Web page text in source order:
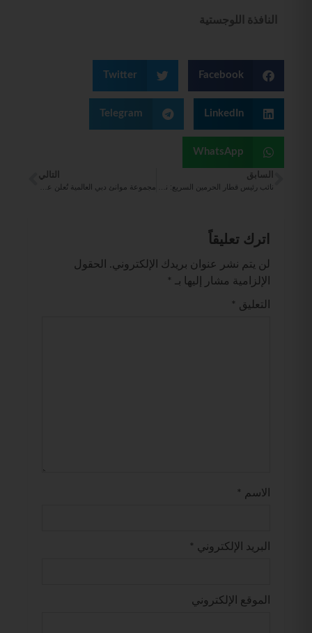
النافذة اللوجستية
Facebook
Twitter
LinkedIn
Telegram
WhatsApp
السابق التالي
اترك تعليقاً
لن يتم نشر عنوان بريدك الإلكتروني.
الحقول
الإلزامية مشار إليها بـ
*
التعليق *
الاسم *
البريد الإلكتروني *
الموقع الإلكتروني